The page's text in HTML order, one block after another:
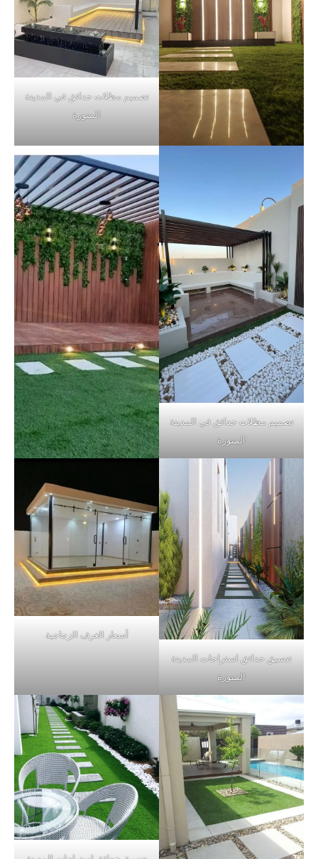
تصميم مظلات حدائق في المدينة
المنورة
تصميم مظلات حدائق في المدينة
المنورة
تنسيق حدائق استراحات المدينة
المنورة
أسعار الغرف الزجاجية